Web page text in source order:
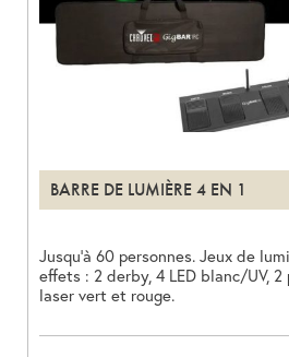
BARRE DE LUMIÈRE 4 EN 1
Jusqu’à 60 personnes. Jeux de
effets : 2 derby, 4 LED blanc/UV, 2
laser vert et rouge.